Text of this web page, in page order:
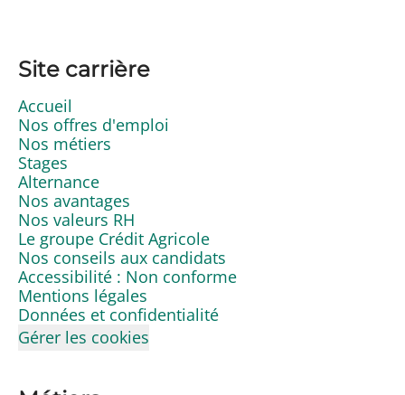
Site carrière
Accueil
Nos offres d'emploi
Nos métiers
Stages
Alternance
Nos avantages
Nos valeurs RH
Le groupe Crédit Agricole
Nos conseils aux candidats
Accessibilité : Non conforme
Mentions légales
Données et confidentialité
Gérer les cookies